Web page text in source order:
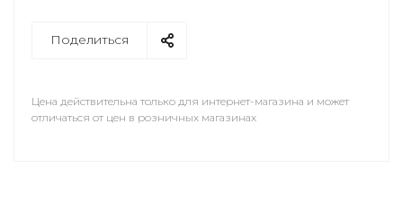
Поделиться
Цена действительна только для интернет-магазина и может
отличаться от цен в розничных магазинах